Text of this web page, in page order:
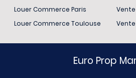
Louer Commerce Paris
Louer Commerce Toulouse
Euro Prop